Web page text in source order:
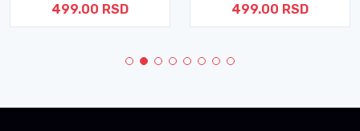
499.00 RSD 499.00 RSD